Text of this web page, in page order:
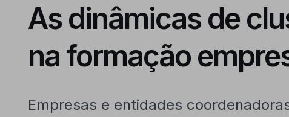
As dinâmicas de
na formação
Empresas e entidades